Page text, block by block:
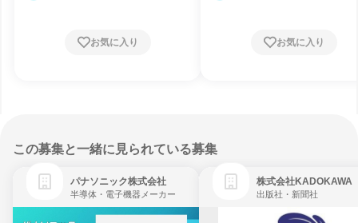
お気に入り お気に入り
この募集と一緒に見られている募集
パナソニック株式会社
半導体・電子機器メーカー
株式会社KADOKAWA
出版社・新聞社